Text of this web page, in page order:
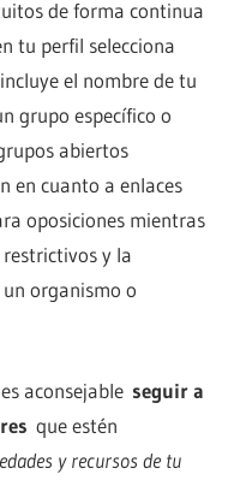
de forma continua
tu perfil selecciona
el nombre de tu
grupo específico o
abiertos
en cuanto a enlaces
oposiciones mientras
y la
organismo o
es aconsejable seguir a
que estén
y recursos de tu